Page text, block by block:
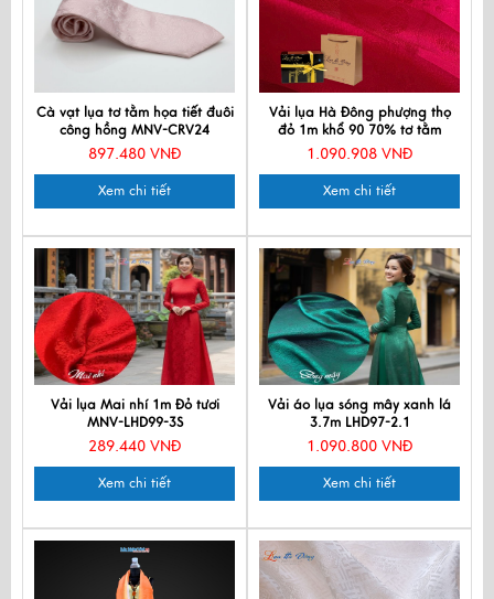
Cà vạt lụa tơ tằm họa tiết đuôi
công hồng MNV-CRV24
897.480 VNĐ
Xem chi tiết
Vải lụa Hà Đông phượng thọ
đỏ 1m khổ 90 70% tơ tằm
MNV-LNL08-1.9
1.090.908 VNĐ
Xem chi tiết
Vải lụa Mai nhí 1m Đỏ tươi
MNV-LHD99-3S
289.440 VNĐ
Xem chi tiết
Vải áo lụa sóng mây xanh lá
3.7m LHD97-2.1
1.090.800 VNĐ
Xem chi tiết